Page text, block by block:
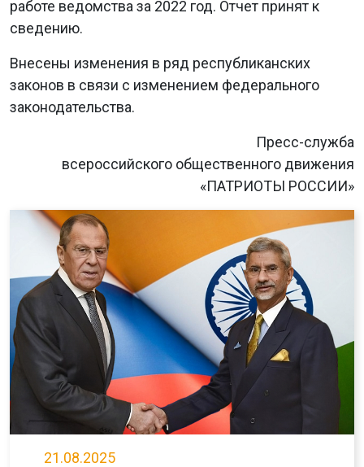
работе ведомства за 2022 год. Отчет принят к
сведению.
Внесены изменения в ряд республиканских
законов в связи с изменением федерального
законодательства.
Пресс-служба
всероссийского общественного движения
«ПАТРИОТЫ РОССИИ»
21.08.2025